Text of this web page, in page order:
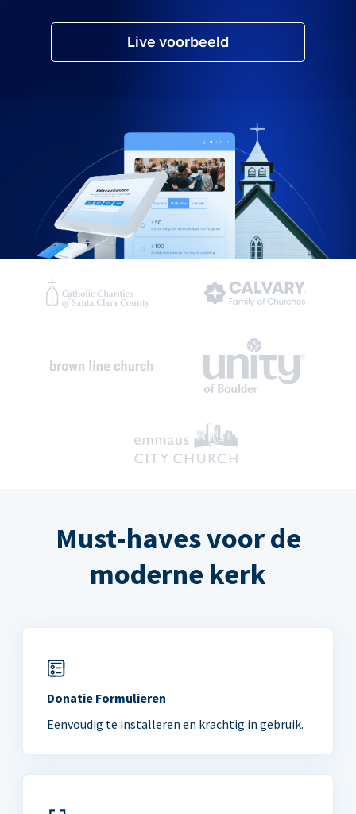
Live voorbeeld
Must-haves voor de
moderne kerk
Donatie Formulieren
Eenvoudig te installeren en krachtig in gebruik.